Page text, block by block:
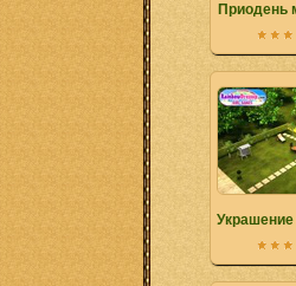
Приодень
Украшение